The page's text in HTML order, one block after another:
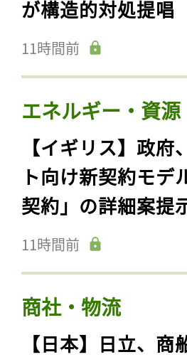
が構造的対処提唱
11時間前
エネルギー・資源
【イギリス】政
ト向け新契約モデ
契約」の詳細案提
11時間前
商社・物流
【日本】日立、